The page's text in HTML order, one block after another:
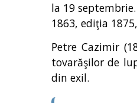
la 19
1863, ediţia
Petre Cazimir
tovarăşilor de
din exil.